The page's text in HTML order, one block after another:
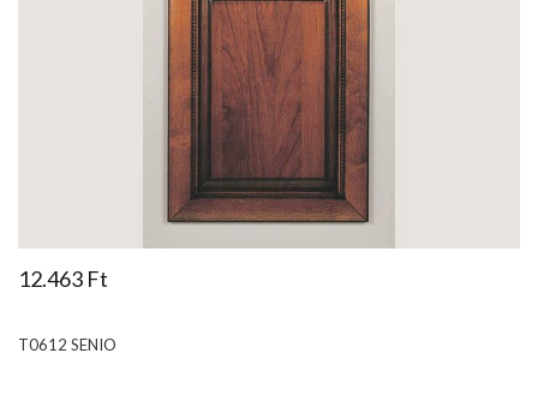
12.463 Ft
T0612 SENIO